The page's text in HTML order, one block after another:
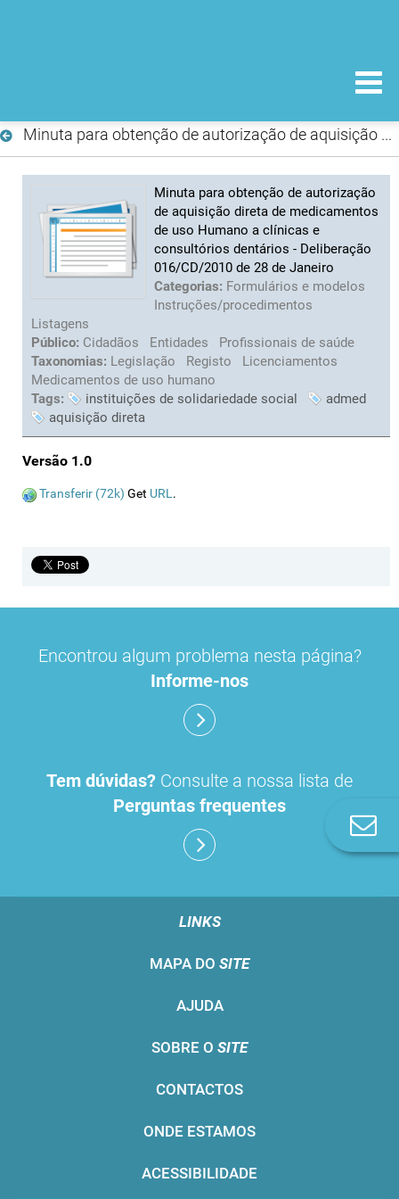
Minuta para obtenção de autorização de aquisição direta a clinícas e consultórios dentários.doc
Minuta para obtenção de autorização
de aquisição direta de medicamentos
de uso Humano a clínicas e
consultórios dentários - Deliberação
016/CD/2010 de 28 de Janeiro
Categorias: Formulários e modelos
Instruções/procedimentos
Listagens
Público: Cidadãos Entidades
Profissionais de saúde
Taxonomias: Legislação Registo
Licenciamentos
Medicamentos de uso humano
Tags:
instituições de solidariedade social
admed
aquisição direta
Versão 1.0
Transferir (72k) Get URL.
Encontrou algum problema nesta página?
Informe-nos
Tem dúvidas? Consulte a nossa lista de
Perguntas frequentes
LINKS
MAPA DO SITE
AJUDA
SOBRE O SITE
CONTACTOS
ONDE ESTAMOS
ACESSIBILIDADE